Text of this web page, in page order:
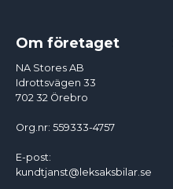
Om företaget
NA Stores AB
Idrottsvägen 33
702 32 Örebro
Org.nr: 559333-4757
E-post:
kundtjanst@leksaksbilar.se